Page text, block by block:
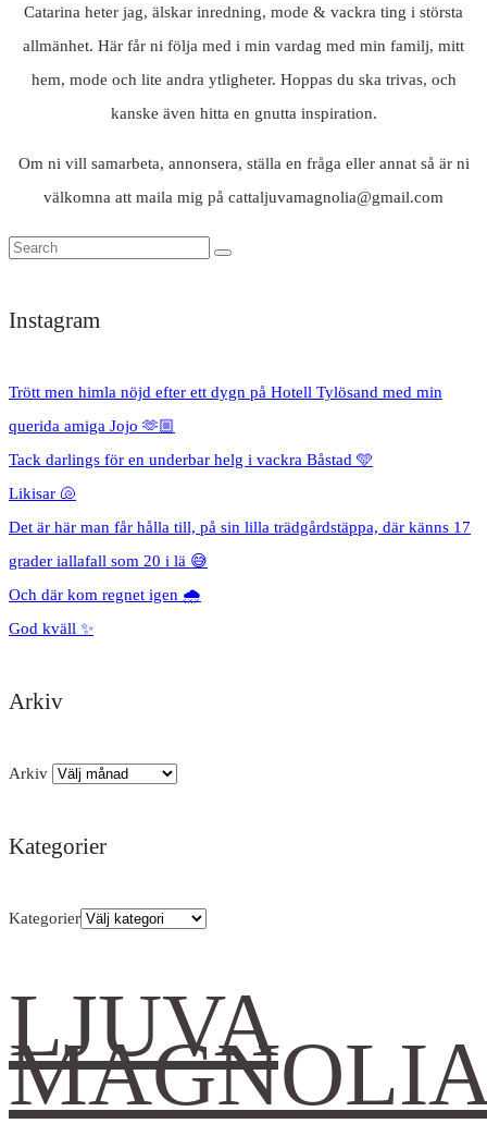
Catarina heter jag, älskar inredning, mode & vackra ting i största
allmänhet. Här får ni följa med i min vardag med min familj, mitt
hem, mode och lite andra ytligheter. Hoppas du ska trivas, och
kanske även hitta en gnutta inspiration.
Om ni vill samarbeta, annonsera, ställa en fråga eller annat så är ni
välkomna att maila mig på cattaljuvamagnolia@gmail.com
Instagram
Trött men himla nöjd efter ett dygn på Hotell Tylösand med min
querida amiga Jojo 🫶🏼
Tack darlings för en underbar helg i vackra Båstad 🩵
Likisar 🐚
Det är här man får hålla till, på sin lilla trädgårdstäppa, där känns 17
grader iallafall som 20 i lä 😅
Och där kom regnet igen 🌧️
God kväll ✨
Arkiv
Arkiv
Kategorier
Kategorier
LJUVA